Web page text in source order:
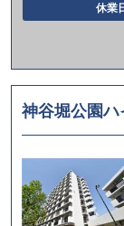
休業
神谷堀公園ハ